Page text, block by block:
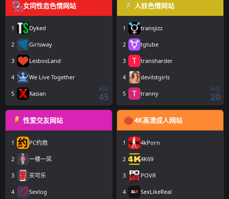
女同性恋色情网站
1 Dyked
2 Girlsway
3 LesbosLand
4 We Live Together
5 Xasian
网站
45
人妖色情网站
1 transjizz
2 tgtube
3 transharder
4 devilstgirls
5 tranny
网站
20
性爱交友网站
1 PC约炮
2 一楼一凤
3 买可乐
4 Sexlog
4K高清成人网站
1 4kPorn
2 4K69
3 POVR
4 SexLikeReal